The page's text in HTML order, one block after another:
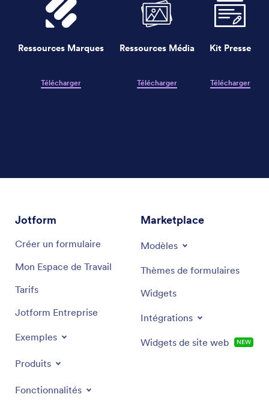
Ressources Marques
Télécharger
Ressources Média
Télécharger
Kit Presse
Télécharger
Jotform
Créer un formulaire
Mon Espace de Travail
Tarifs
Jotform Entreprise
Exemples
Produits
Fonctionnalités
Marketplace
Modèles
Thèmes de formulaires
Widgets
Intégrations
Widgets de site web NEW